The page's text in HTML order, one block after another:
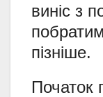
виніс з
пізніше.
Початок